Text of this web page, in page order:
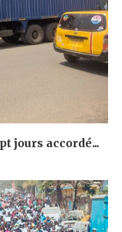
jours accordé...